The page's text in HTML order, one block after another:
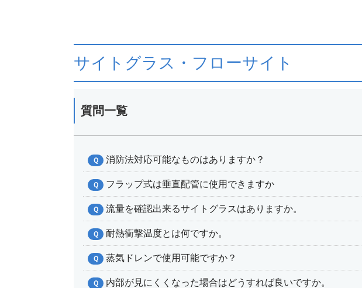
サイトグラス・フローサイト
質問一覧
Ｑ 消防法対応可能なものはありますか？
Ｑ フラップ式は垂直配管に使用できますか
Ｑ 流量を確認出来るサイトグラスはありますか。
Ｑ 耐熱衝撃温度とは何ですか。
Ｑ 蒸気ドレンで使用可能ですか？
Ｑ 内部が見にくくなった場合はどうすれば良いですか。